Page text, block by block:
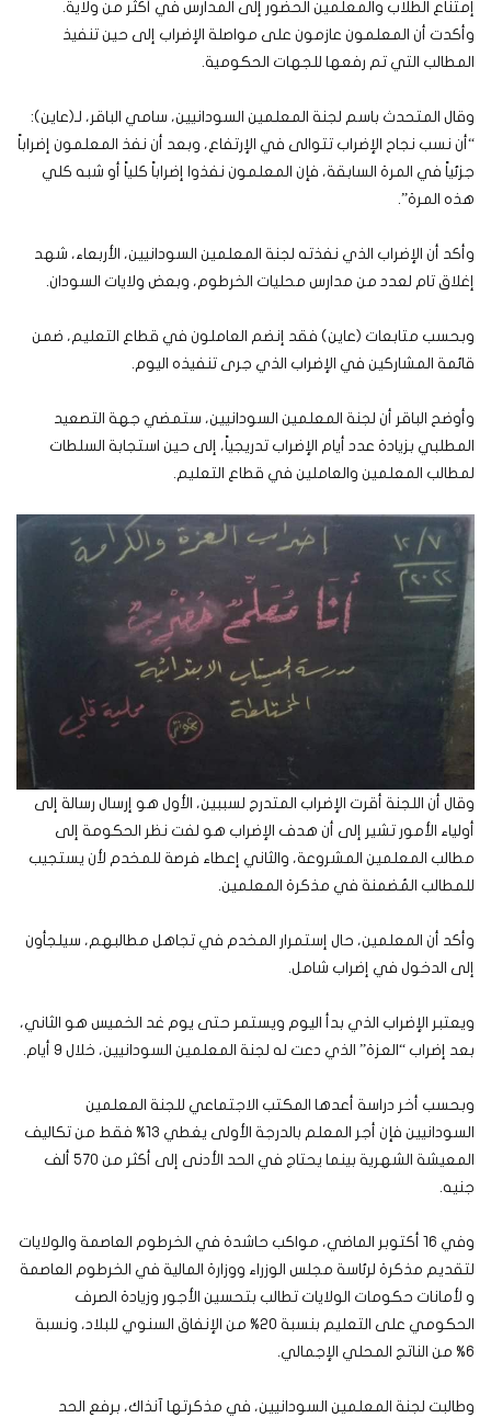
إمتناع الطلاب والمعلمين الحضور إلى المدارس في أكثر من ولاية.
وأكدت أن المعلمون عازمون على مواصلة الإضراب إلى حين تنفيذ
المطالب التي تم رفعها للجهات الحكومية.
وقال المتحدث باسم لجنة المعلمين السودانيين، سامي الباقر، لـ(عاين):
“أن نسب نجاح الإضراب تتوالى في الإرتفاع، وبعد أن نفذ المعلمون إضراباً
جزئياً في المرة السابقة، فإن المعلمون نفذوا إضراباً كلياً أو شبه كلي
هذه المرة”.
وأكد أن الإضراب الذي نفذته لجنة المعلمين السودانيين، الأربعاء، شهد
إغلاق تام لعدد من مدارس محليات الخرطوم، وبعض ولايات السودان.
وبحسب متابعات (عاين) فقد إنضم العاملون في قطاع التعليم، ضمن
قائمة المشاركين في الإضراب الذي جرى تنفيذه اليوم.
وأوضح الباقر أن لجنة المعلمين السودانيين، ستمضي جهة التصعيد
المطلبي بزيادة عدد أيام الإضراب تدريجياً، إلى حين استجابة السلطات
لمطالب المعلمين والعاملين في قطاع التعليم.
وقال أن اللجنة أقرت الإضراب المتدرج لسببين، الأول هو إرسال رسالة إلى
أولياء الأمور تشير إلى أن هدف الإضراب هو لفت نظر الحكومة إلى
مطالب المعلمين المشروعة، والثاني إعطاء فرصة للمخدم لأن يستجيب
للمطالب المُضمنة في مذكرة المعلمين.
وأكد أن المعلمين، حال إستمرار المخدم في تجاهل مطالبهم، سيلجأون
إلى الدخول في إضراب شامل.
ويعتبر الإضراب الذي بدأ اليوم ويستمر حتى يوم غد الخميس هو الثاني،
بعد إضراب “العزة” الذي دعت له لجنة المعلمين السودانيين، خلال 9 أيام.
وبحسب أخر دراسة أعدها المكتب الاجتماعي للجنة المعلمين
السودانيين فإن أجر المعلم بالدرجة الأولى يغطي 13% فقط من تكاليف
المعيشة الشهرية بينما يحتاج في الحد الأدنى إلى أكثر من 570 ألف
جنيه.
وفي 16 أكتوبر الماضي، مواكب حاشدة في الخرطوم العاصمة والولايات
لتقديم مذكرة لرئاسة مجلس الوزراء ووزارة المالية في الخرطوم العاصمة
و لأمانات حكومات الولايات تطالب بتحسين الأجور وزيادة الصرف
الحكومي على التعليم بنسبة 20% من الإنفاق السنوي للبلاد، ونسبة
6% من الناتج المحلي الإجمالي.
وطالبت لجنة المعلمين السودانيين، في مذكرتها آنذاك، برفع الحد